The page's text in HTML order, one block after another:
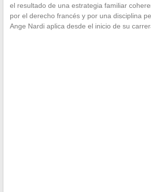
el resultado de una estrategia familiar
por el derecho francés y por una disciplina
Ange Nardi aplica desde el inicio de su